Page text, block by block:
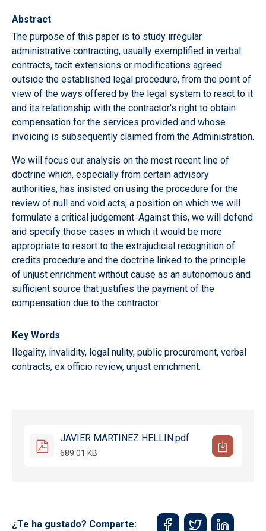
Abstract
The purpose of this paper is to study irregular
administrative contracting, usually exemplified in verbal
contracts, tacit extensions or modifications agreed
outside the established legal procedure, from the point of
view of the ways offered by the legal system to react to it
and its relationship with the contractor's right to obtain
compensation for the services provided and whose
invoicing is subsequently claimed from the Administration.
We will focus our analysis on the most recent line of
doctrine which, especially from certain advisory
authorities, has insisted on using the procedure for the
review of null and void acts, a position on which we will
formulate a critical judgement. Against this, we will defend
and specify those cases in which it would be more
appropriate to resort to the extrajudicial recognition of
credits procedure and the doctrine linked to the principle
of unjust enrichment without cause as an autonomous and
sufficient source that justifies the payment of the
compensation due to the contractor.
Key Words
Ilegality, invalidity, legal nulity, public procurement, verbal
contracts, ex officio review, unjust enrichment.
JAVIER MARTINEZ HELLIN.pdf
689.01 KB
¿Te ha gustado? Comparte: